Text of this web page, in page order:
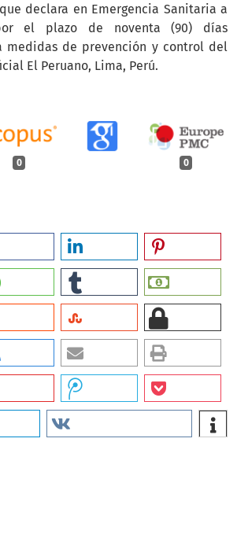
0 0
declara en Emergencia Sanitaria a
el plazo de noventa (90) días
medidas de prevención y control del
El Peruano, Lima, Perú.